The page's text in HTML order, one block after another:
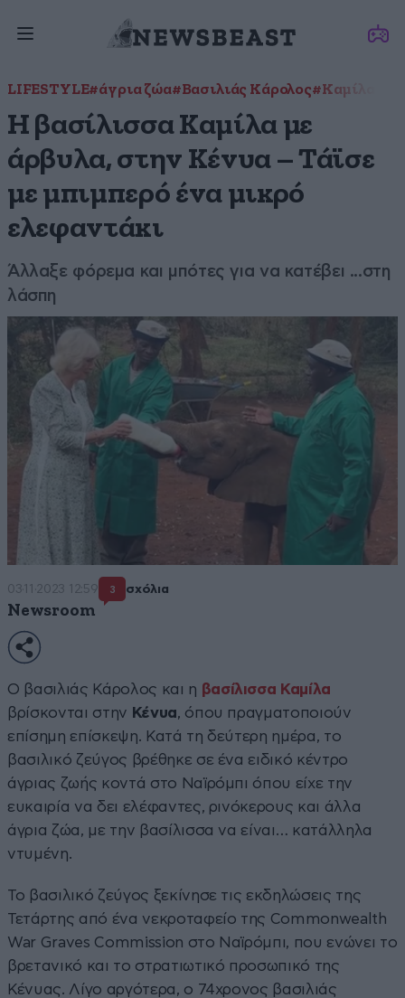
LIFESTYLE#άγρια ζώα#Βασιλιάς Κάρολος#Καμίλα
H βασίλισσα Καμίλα με
άρβυλα, στην Κένυα – Τάϊσε
με μπιμπερό ένα μικρό
ελεφαντάκι
Άλλαξε φόρεμα και μπότες για να κατέβει ...στη
λάσπη
03·11·2023 12:59 3 σχόλια
Newsroom
Ο βασιλιάς Κάρολος και η βασίλισσα Καμίλα
βρίσκονται στην Κένυα, όπου πραγματοποιούν
επίσημη επίσκεψη. Κατά τη δεύτερη ημέρα, το
βασιλικό ζεύγος βρέθηκε σε ένα ειδικό κέντρο
άγριας ζωής κοντά στο Ναϊρόμπι όπου είχε την
ευκαιρία να δει ελέφαντες, ρινόκερους και άλλα
άγρια ζώα, με την βασίλισσα να είναι… κατάλληλα
ντυμένη.
Το βασιλικό ζεύγος ξεκίνησε τις εκδηλώσεις της
Τετάρτης από ένα νεκροταφείο της Commonwealth
War Graves Commission στο Ναϊρόμπι, που ενώνει το
βρετανικό και το στρατιωτικό προσωπικό της
Κένυας. Λίγο αργότερα, ο 74χρονος βασιλιάς